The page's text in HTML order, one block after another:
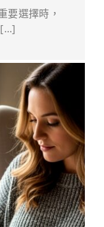
要選擇時，
[…]